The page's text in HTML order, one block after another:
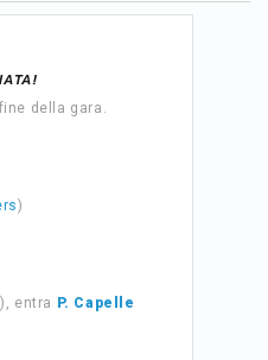
della gara.
)
), entra
P. Capelle